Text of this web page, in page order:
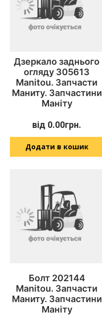
Дзеркало заднього
огляду 305613
Manitou. Запчасти
Маниту. Запчастини
Маніту
від 0.00грн.
Додати в кошик
Болт 202144
Manitou. Запчасти
Маниту. Запчастини
Маніту